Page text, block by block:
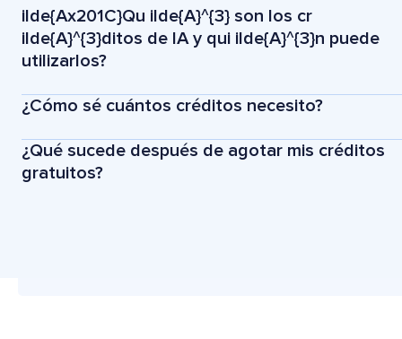
ilde{Ax201C}Qu ilde{A}^{3} son los cr
ilde{A}^{3}ditos de IA y qui ilde{A}^{3}n puede
utilizarlos?
¿Cómo sé cuántos créditos necesito?
¿Qué sucede después de agotar mis créditos
gratuitos?